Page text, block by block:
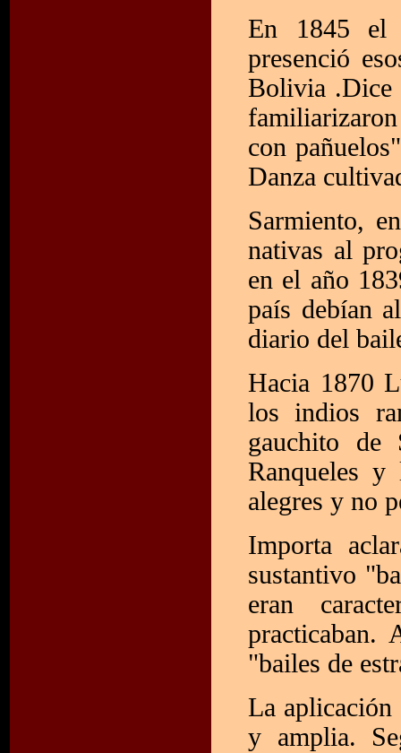
En 1845 el
presenció
Bolivia .Dice
con
Danza
Sarmiento,
nativas al
en el año
país debían
diario del
Hacia 1870
los indios
gauchito
Ranqueles
alegres y no
Importa
sustantivo
eran
practicaban.
"bailes de
La aplicación
y amplia.